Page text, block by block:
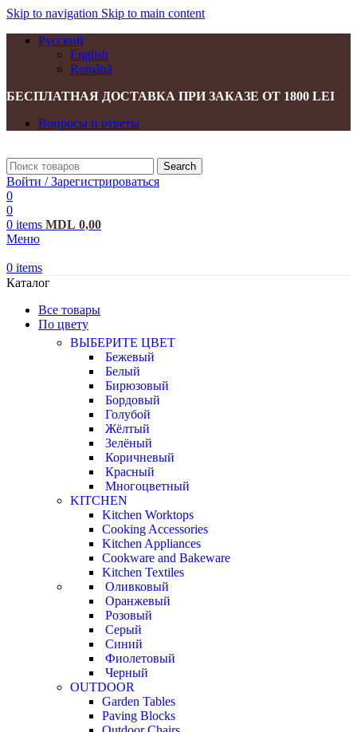
Skip to navigation Skip to main content
Русский
English
Română
БЕСПЛАТНАЯ ДОСТАВКА ПРИ ЗАКАЗЕ ОТ 1800 LEI
Вопросы и ответы
Search
Войти / Зарегистрироваться
0
0
0 items MDL 0,00
Меню
0 items
Каталог
Все товары
По цвету
ВЫБЕРИТЕ ЦВЕТ
Бежевый
Белый
Бирюзовый
Бордовый
Голубой
Жёлтый
Зелёный
Коричневый
Красный
Многоцветный
KITCHEN
Kitchen Worktops
Cooking Accessories
Kitchen Appliances
Cookware and Bakeware
Kitchen Textiles
Оливковый
Оранжевый
Розовый
Серый
Синий
Фиолетовый
Черный
OUTDOOR
Garden Tables
Paving Blocks